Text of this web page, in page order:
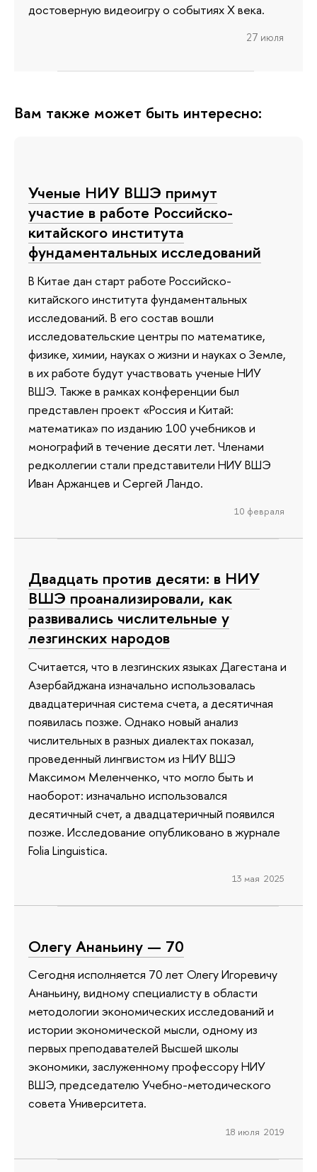
достоверную видеоигру о событиях X века.
27 июля
Вам также может быть интересно:
Ученые НИУ ВШЭ примут
участие в работе Российско-
китайского института
фундаментальных исследований
В Китае дан старт работе Российско-
китайского института фундаментальных
исследований. В его состав вошли
исследовательские центры по математике,
физике, химии, науках о жизни и науках о Земле,
в их работе будут участвовать ученые НИУ
ВШЭ. Также в рамках конференции был
представлен проект «Россия и Китай:
математика» по изданию 100 учебников и
монографий в течение десяти лет. Членами
редколлегии стали представители НИУ ВШЭ
Иван Аржанцев и Сергей Ландо.
10 февраля
Двадцать против десяти: в НИУ
ВШЭ проанализировали, как
развивались числительные у
лезгинских народов
Считается, что в лезгинских языках Дагестана и
Азербайджана изначально использовалась
двадцатеричная система счета, а десятичная
появилась позже. Однако новый анализ
числительных в разных диалектах показал,
проведенный лингвистом из НИУ ВШЭ
Максимом Меленченко, что могло быть и
наоборот: изначально использовался
десятичный счет, а двадцатеричный появился
позже. Исследование опубликовано в журнале
Folia Linguistica.
13 мая 2025
Олегу Ананьину — 70
Сегодня исполняется 70 лет Олегу Игоревичу
Ананьину, видному специалисту в области
методологии экономических исследований и
истории экономической мысли, одному из
первых преподавателей Высшей школы
экономики, заслуженному профессору НИУ
ВШЭ, председателю Учебно-методического
совета Университета.
18 июля 2019